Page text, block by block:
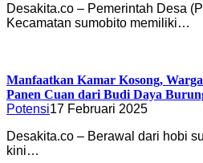
Desakita.co – Pemerintah Desa
Kecamatan sumobito memiliki…
Manfaatkan Kamar Kosong,
Panen Cuan dari Budi Daya
Potensi17 Februari 2025
Desakita.co – Berawal dari hobi
kini…